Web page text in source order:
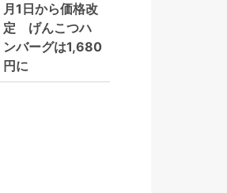
月1日から価格改
定 げんこつハ
ンバーグは1,680
円に